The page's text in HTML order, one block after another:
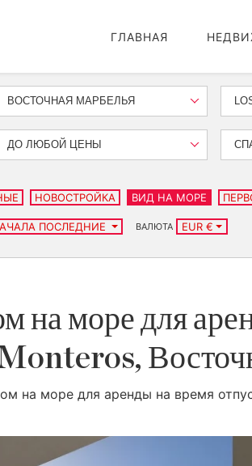
ГЛАВНАЯ
ВОСТОЧНАЯ МАРБЕЛЬЯ
ДО ЛЮБОЙ ЦЕНЫ
НОВОСТРОЙКА ВИД НА МОРЕ
ПОСЛЕДНИЕ ВАЛЮТА EUR €
на море для
на море для аренды на время